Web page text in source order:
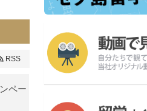
RSS
ペー